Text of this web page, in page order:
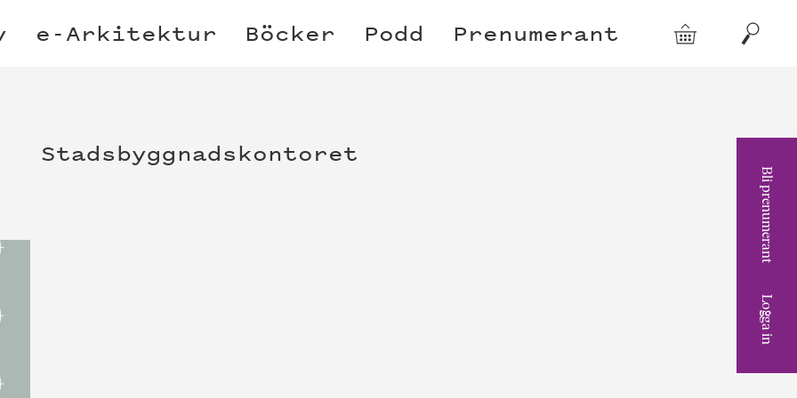
e-Arkitektur Böcker Podd Prenumerant Varukorg Sök
Bli prenumerant
Logga in
Stadsbyggnadskontoret